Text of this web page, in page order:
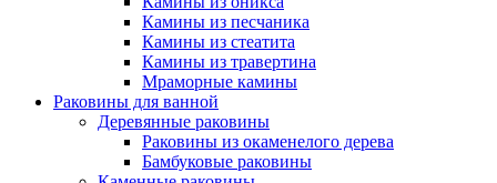
Камины из песчаника
Камины из стеатита
Камины из травертина
Мраморные камины
Раковины для ванной
Деревянные раковины
Раковины из окаменелого дерева
Бамбуковые раковины